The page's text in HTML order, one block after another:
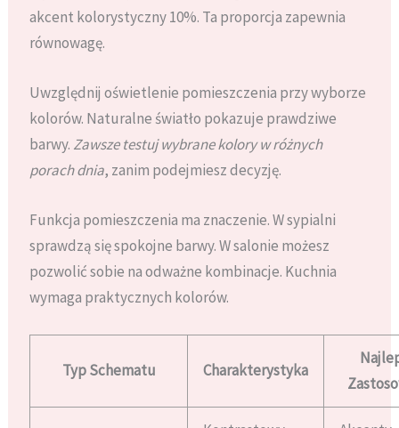
akcent kolorystyczny 10%. Ta proporcja zapewnia
równowagę.
Uwzględnij oświetlenie pomieszczenia przy wyborze
kolorów. Naturalne światło pokazuje prawdziwe
barwy. Zawsze testuj wybrane kolory w różnych
porach dnia, zanim podejmiesz decyzję.
Funkcja pomieszczenia ma znaczenie. W sypialni
sprawdzą się spokojne barwy. W salonie możesz
pozwolić sobie na odważne kombinacje. Kuchnia
wymaga praktycznych kolorów.
Typ Schematu Charakterystyka